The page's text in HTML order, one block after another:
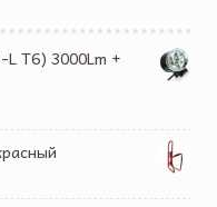
T6) 3000Lm +